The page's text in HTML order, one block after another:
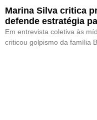
Marina Silva critica
defende estratégia
Em entrevista coletiva às
criticou golpismo da família